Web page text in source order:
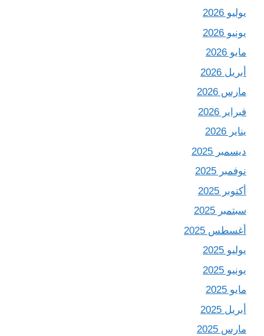
يوليو 2026
يونيو 2026
مايو 2026
أبريل 2026
مارس 2026
فبراير 2026
يناير 2026
ديسمبر 2025
نوفمبر 2025
أكتوبر 2025
سبتمبر 2025
أغسطس 2025
يوليو 2025
يونيو 2025
مايو 2025
أبريل 2025
مارس 2025